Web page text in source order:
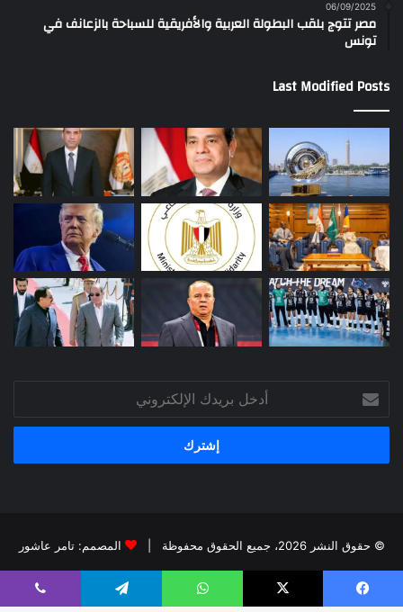
06/09/2025
مصر تتوج بلقب البطولة العربية والأفريقية للسباحة بالزعانف في
تونس
Last Modified Posts
بريدك
الإلكتروني
© حقوق النشر 2026، جميع الحقوق محفوظة | المصمم: تامر عاشور
فيسبوكX يوتيوبانستقرام
فيسبوك X واتساب تيلقرام ڤايبر